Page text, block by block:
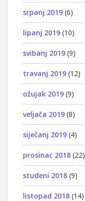
srpanj 2019 (6)
lipanj 2019 (10)
svibanj 2019 (9)
travanj 2019 (12)
ožujak 2019 (9)
veljača 2019 (8)
siječanj 2019 (4)
prosinac 2018 (22)
studeni 2018 (9)
listopad 2018 (14)